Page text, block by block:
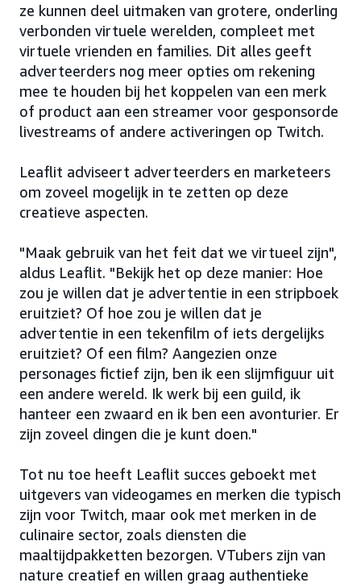
ze kunnen deel uitmaken van grotere, onderling
verbonden virtuele werelden, compleet met
virtuele vrienden en families. Dit alles geeft
adverteerders nog meer opties om rekening
mee te houden bij het koppelen van een merk
of product aan een streamer voor gesponsorde
livestreams of andere activeringen op Twitch.
Leaflit adviseert adverteerders en marketeers
om zoveel mogelijk in te zetten op deze
creatieve aspecten.
"Maak gebruik van het feit dat we virtueel zijn",
aldus Leaflit. "Bekijk het op deze manier: Hoe
zou je willen dat je advertentie in een stripboek
eruitziet? Of hoe zou je willen dat je
advertentie in een tekenfilm of iets dergelijks
eruitziet? Of een film? Aangezien onze
personages fictief zijn, ben ik een slijmfiguur uit
een andere wereld. Ik werk bij een guild, ik
hanteer een zwaard en ik ben een avonturier. Er
zijn zoveel dingen die je kunt doen."
Tot nu toe heeft Leaflit succes geboekt met
uitgevers van videogames en merken die typisch
zijn voor Twitch, maar ook met merken in de
culinaire sector, zoals diensten die
maaltijdpakketten bezorgen. VTubers zijn van
nature creatief en willen graag authentieke